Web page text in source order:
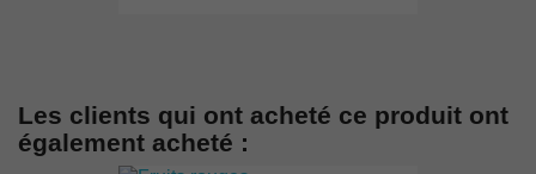
Les clients qui ont acheté ce produit ont
également acheté :